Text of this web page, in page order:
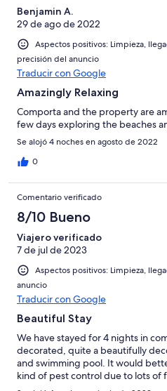
Mediocre
Horrible
Benjamin A.
29 de ago de 2022
Aspectos positivos: Limpieza,
precisión del anuncio
Traducir con Google
Amazingly Relaxing
Comporta and the property are
few days exploring the beaches
Se alojó 4 noches en agosto de 2022
0
Comentario verificado
8/10 Bueno
Viajero verificado
7 de jul de 2023
Aspectos positivos: Limpieza,
anuncio
Traducir con Google
Beautiful Stay
We have stayed for 4 nights in
decorated, quite a beautifully
and swimming pool. It would
kind of pest control due to lots of